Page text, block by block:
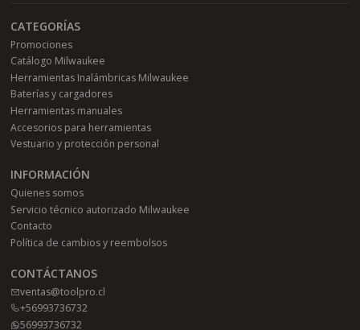
CATEGORÍAS
Promociones
Catálogo Milwaukee
Herramientas Inalámbricas Milwaukee
Baterías y cargadores
Herramientas manuales
Accesorios para herramientas
Vestuario y protección personal
INFORMACIÓN
Quienes somos
Servicio técnico autorizado Milwaukee
Contacto
Política de cambios y reembolsos
CONTÁCTANOS
ventas@toolpro.cl
+56993736732
56993736732